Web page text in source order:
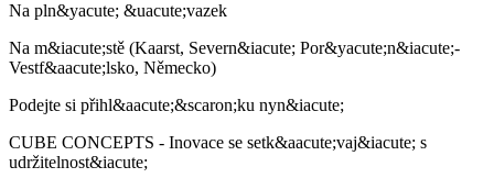
Na pln&yacute; &uacute;vazek
Na m&iacute;stě (Kaarst, Severn&iacute; Por&yacute;n&iacute;-
Vestf&aacute;lsko, Německo)
Podejte si přihl&aacute;&scaron;ku nyn&iacute;
CUBE CONCEPTS - Inovace se setk&aacute;vaj&iacute; s
udržitelnost&iacute;